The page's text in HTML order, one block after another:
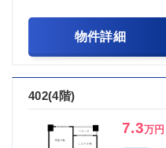
物件詳細
402(4階)
7.3万円